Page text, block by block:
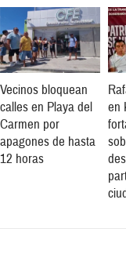
Vecinos bloquean
calles en Playa del
Carmen por
apagones de hasta
12 horas
en